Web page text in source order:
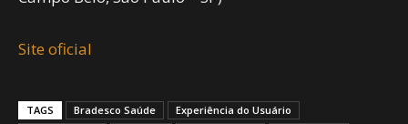
Site oficial
TAGS Bradesco Saúde
Experiência do Usuário